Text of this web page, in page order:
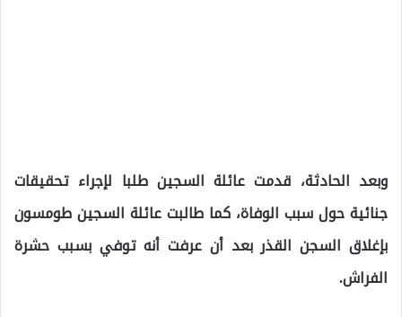
وبعد الحادثة، قدمت عائلة السجين طلبا لإجراء تحقيقات
جنائية حول سبب الوفاة، كما طالبت عائلة السجين طومسون
بإغلاق السجن القذر بعد أن عرفت أنه توفي بسبب حشرة
الفراش.